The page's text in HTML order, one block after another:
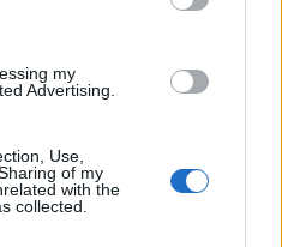
my
Advertising.
Use,
of my
with the
collected.